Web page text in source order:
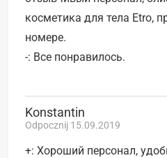
косметика для тела Etro,
номере.
-: Все понравилось.
Konstantin
Odpocznij 15.09.2019
+: Хороший персонал,